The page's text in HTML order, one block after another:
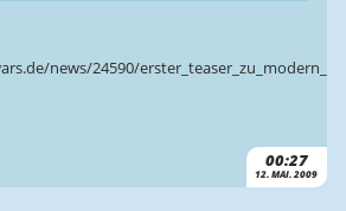
00:27
12. MAI. 2009
news/24590/